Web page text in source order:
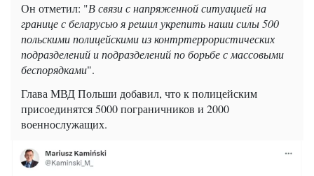
Он отметил: "В связи с напряженной ситуацией на
границе с беларусью я решил укрепить наши силы 500
польскими полицейскими из контртеррористических
подразделений и подразделений по борьбе с массовыми
беспорядками".
Глава МВД Польши добавил, что к полицейским
присоединятся 5000 пограничников и 2000
военнослужащих.